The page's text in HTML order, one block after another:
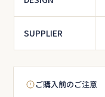
SUPPLIER
ご購入前のご注意